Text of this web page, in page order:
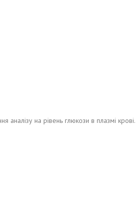
на рівень глюкози в плазмі крові.